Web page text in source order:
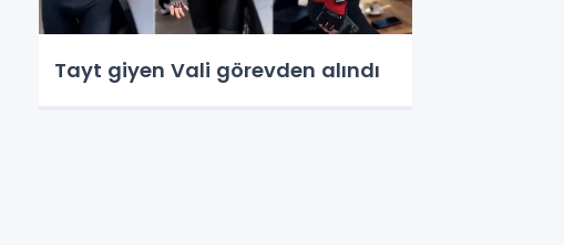
Tayt giyen Vali görevden alındı